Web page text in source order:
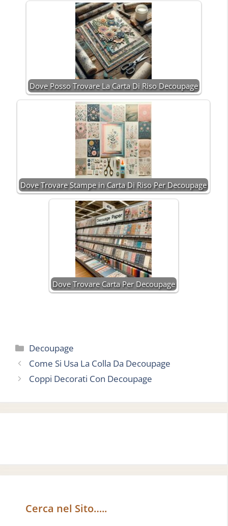
Dove Posso Trovare La Carta Di Riso Decoupage
Dove Trovare Stampe in Carta Di Riso Per Decoupage
Dove Trovare Carta Per Decoupage
Categorie
Decoupage
Come Si Usa La Colla Da Decoupage
Coppi Decorati Con Decoupage
Cerca nel Sito…..